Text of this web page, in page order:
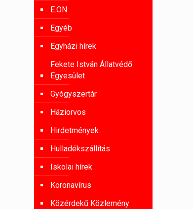
E.ON
Egyéb
Egyházi hírek
Fekete István Állatvédő
Egyesület
Gyógyszertár
Háziorvos
Hirdetmények
Hulladékszállítás
Iskolai hírek
Koronavírus
Közérdekű Közlemény